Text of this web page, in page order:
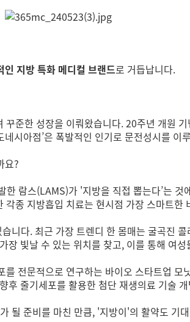
인 지방 특화 메디컬 브랜드로 거듭납니다.
준한 성장을 이뤄왔습니다. 20주년 개원
시아점’은 폭발적인 인기로 문전성시를 이
요?
람스(LAMS)가 '지방을 직접 뽑는다’는
종 지방흡입 치료는 현시점 가장 스마트한
니다. 최근 가장 트렌디 한 몸매는 굴곡진
장 빛날 수 있는 위치를 찾고, 이를 통해 여
전문적으로 연구하는 바이오 스타트업
후 줄기세포를 활용한 첨단 재생의료 기술
될 준비를 마친 만큼, '지방이'의 활약도 기